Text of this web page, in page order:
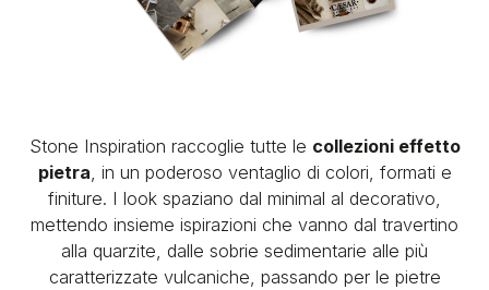
Stone Inspiration raccoglie tutte le collezioni effetto
pietra , in un poderoso ventaglio di colori, formati e
finiture. I look spaziano dal minimal al decorativo,
mettendo insieme ispirazioni che vanno dal travertino
alla quarzite, dalle sobrie sedimentarie alle più
caratterizzate vulcaniche, passando per le pietre